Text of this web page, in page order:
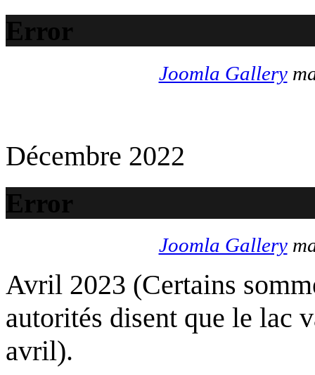
Error
Joomla Gallery
Décembre 2022
Error
Joomla Gallery
Avril 2023 (Certains
autorités disent que le lac
avril).